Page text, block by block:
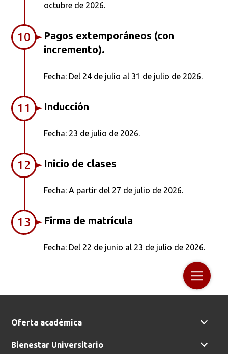
octubre de 2026.
10
Pagos extemporáneos (con
incremento).
Fecha: Del 24 de julio al 31 de julio de 2026.
11 Inducción
Fecha: 23 de julio de 2026.
12 Inicio de clases
Fecha: A partir del 27 de julio de 2026.
13 Firma de matrícula
Fecha: Del 22 de junio al 23 de julio de 2026.
Oferta académica
Bienestar Universitario